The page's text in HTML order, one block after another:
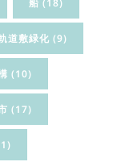
船 (18)
道敷緑化 (9)
(10)
(17)